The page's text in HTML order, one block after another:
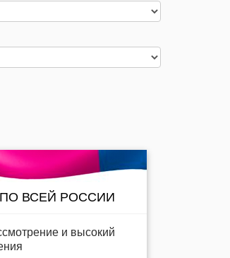
ВСЕЙ РОССИИ
и высокий